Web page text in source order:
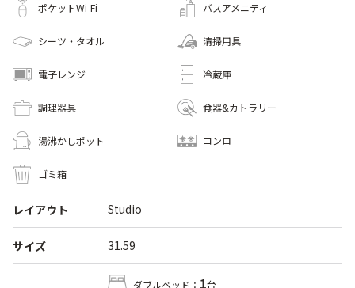
ポケットWi-Fi バスアメニティ
シーツ・タオル 清掃用具
電子レンジ 冷蔵庫
調理器具 食器&カトラリー
湯沸かしポット コンロ
ゴミ箱
レイアウト Studio
サイズ 31.59
ダブルベッド： 1台